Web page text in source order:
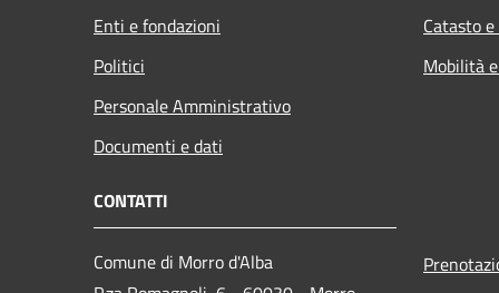
Enti e fondazioni
Politici
Personale Amministrativo
Documenti e dati
Catasto
Mobilità
CONTATTI
Comune di Morro d'Alba